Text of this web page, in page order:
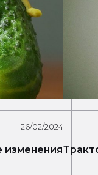
26/02/2024
изменения